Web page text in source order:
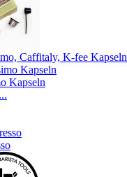
Caffitaly, K-fee Kapseln
Kapseln